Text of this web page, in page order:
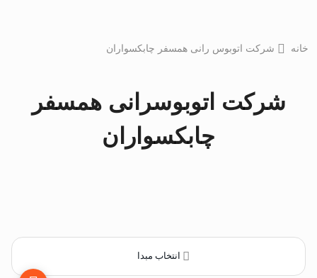
خانه شرکت اتوبوس رانی همسفر چابکسواران
شرکت اتوبوسرانی همسفر
چابکسواران